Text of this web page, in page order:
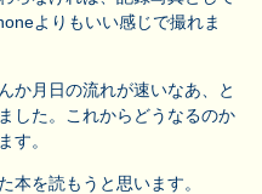
よりもいい感じで撮れま
か月日の流れが速いなあ、と
した。これからどうなるのか
す。
本を読もうと思います。